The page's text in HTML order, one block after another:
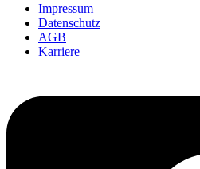
Impressum
Datenschutz
AGB
Karriere